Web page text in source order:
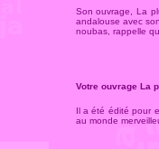
Son ouvrage, La
andalouse avec
noubas, rappelle
Votre ouvrage La
Il a été édité pour
au monde